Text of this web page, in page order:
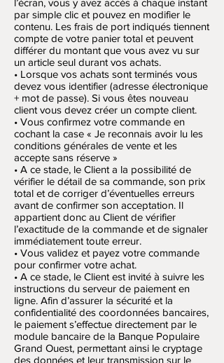
l’écran, vous y avez accès à chaque instant
par simple clic et pouvez en modifier le
contenu. Les frais de port indiqués tiennent
compte de votre panier total et peuvent
différer du montant que vous avez vu sur
un article seul durant vos achats.
• Lorsque vos achats sont terminés vous
devez vous identifier (adresse électronique
+ mot de passe). Si vous êtes nouveau
client vous devez créer un compte client.
• Vous confirmez votre commande en
cochant la case « Je reconnais avoir lu les
conditions générales de vente et les
accepte sans réserve »
• A ce stade, le Client a la possibilité de
vérifier le détail de sa commande, son prix
total et de corriger d’éventuelles erreurs
avant de confirmer son acceptation. Il
appartient donc au Client de vérifier
l’exactitude de la commande et de signaler
immédiatement toute erreur.
• Vous validez et payez votre commande
pour confirmer votre achat.
• A ce stade, le Client est invité à suivre les
instructions du serveur de paiement en
ligne. Afin d’assurer la sécurité et la
confidentialité des coordonnées bancaires,
le paiement s’effectue directement par le
module bancaire de la Banque Populaire
Grand Ouest, permettant ainsi le cryptage
des données et leur transmission sur le